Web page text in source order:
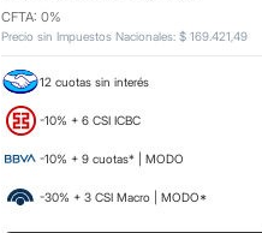
CFTA: 0%
Precio sin Impuestos Nacionales:$ 169.421 ,49
12 cuotas sin interés
-10% + 6 CSI ICBC
-10% + 9 cuotas* | MODO
-30% + 3 CSI Macro | MODO*